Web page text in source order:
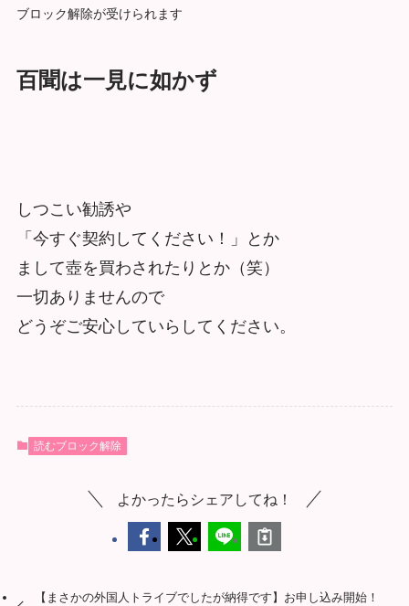
ブロック解除が受けられます
百聞は一見に如かず
しつこい勧誘や
「今すぐ契約してください！」とか
まして壺を買わされたりとか（笑）
一切ありませんので
どうぞご安心していらしてください。
読むブロック解除
よかったらシェアしてね！
【まさかの外国人トライブでしたが納得です】お申し込み開始！